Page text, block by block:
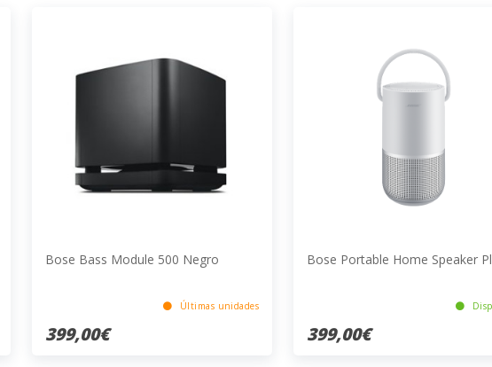
Bose Bass Module 500 Negro
Últimas unidades
399,00€
Bose Portable Home Speaker
399,00€